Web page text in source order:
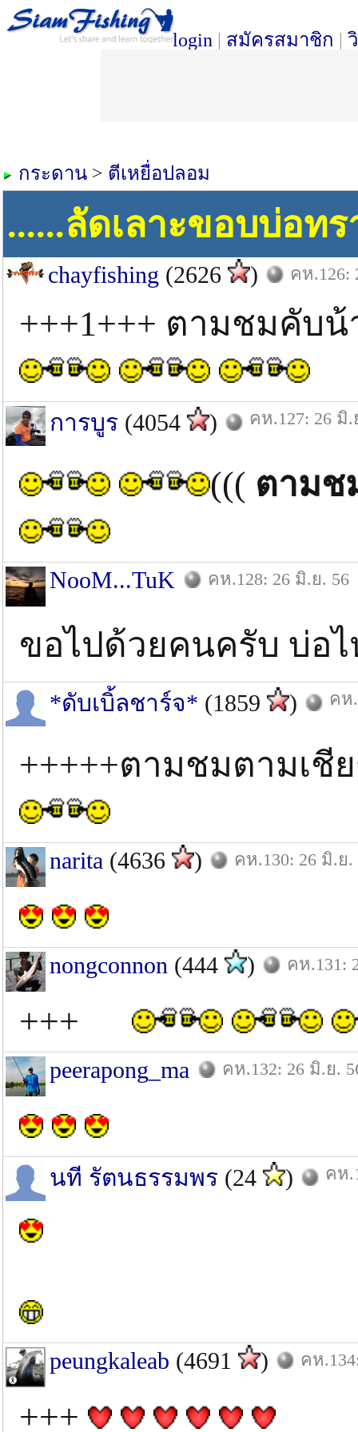
login | สมัครสมาชิก |
กระดาน > ตีเหยื่อปลอม
......ลัดเลาะขอบบ่อทร
chayfishing (2626 ) คห.126:
+++1+++ ตามชมคับ
การบูร (4054 ) คห.127: 26 มิ.
((( ตามช
NooM...TuK คห.128: 26 มิ.ย. 56
ขอไปด้วยคนครับ บ่อ
*ดับเบิ้ลชาร์จ* (1859 ) คห
+++++ตามชมตามเชี
narita (4636 ) คห.130: 26 มิ.ย.
nongconnon (444 ) คห.131:
+++
peerapong_ma คห.132: 26 มิ.ย.
นที รัตนธรรมพร (24 ) คห
peungkaleab (4691 ) คห
+++